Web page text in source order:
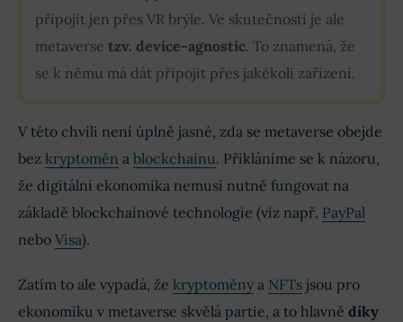
připojit jen přes VR brýle. Ve skutečnosti je ale
metaverse tzv. device-agnostic. To znamená, že
se k němu má dát připojit přes jakékoli zařízení.
V této chvíli není úplně jasné, zda se metaverse obejde
bez kryptoměn a blockchainu. Přikláníme se k názoru,
že digitální ekonomika nemusí nutně fungovat na
základě blockchainové technologie (viz např. PayPal
nebo Visa).
Zatím to ale vypadá, že kryptoměny a NFTs jsou pro
ekonomiku v metaverse skvělá partie, a to hlavně díky